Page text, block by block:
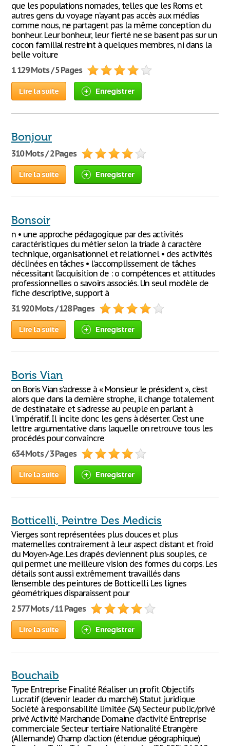
que les populations nomades, telles que les Roms et
autres gens du voyage n’ayant pas accès aux médias
comme nous, ne partagent pas la même conception du
bonheur. Leur bonheur, leur fierté ne se basent pas sur un
cocon familial restreint à quelques membres, ni dans la
belle voiture
1 129 Mots / 5 Pages
Lire la suite Enregistrer
Bonjour
310 Mots / 2 Pages
Lire la suite Enregistrer
Bonsoir
n • une approche pédagogique par des activités
caractéristiques du métier selon la triade à caractère
technique, organisationnel et relationnel • des activités
déclinées en tâches • l’accomplissement de tâches
nécessitant l’acquisition de : o compétences et attitudes
professionnelles o savoirs associés. Un seul modèle de
fiche descriptive, support à
31 920 Mots / 128 Pages
Lire la suite Enregistrer
Boris Vian
on Boris Vian s’adresse à « Monsieur le président », c’est
alors que dans la dernière strophe, il change totalement
de destinataire et s'adresse au peuple en parlant à
l'impératif. Il incite donc les gens à déserter. C’est une
lettre argumentative dans laquelle on retrouve tous les
procédés pour convaincre
634 Mots / 3 Pages
Lire la suite Enregistrer
Botticelli, Peintre Des Medicis
Vierges sont représentées plus douces et plus
maternelles contrairement à leur aspect distant et froid
du Moyen-Age. Les drapés deviennent plus souples, ce
qui permet une meilleure vision des formes du corps. Les
détails sont aussi extrêmement travaillés dans
l’ensemble des peintures de Botticelli. Les lignes
géométriques disparaissent pour
2 577 Mots / 11 Pages
Lire la suite Enregistrer
Bouchaib
Type Entreprise Finalité Réaliser un profit Objectifs
Lucratif (devenir leader du marché) Statut juridique
Société à responsabilité limitée (SA) Secteur public/privé
privé Activité Marchande Domaine d’activité Entreprise
commerciale Secteur tertiaire Nationalité Etrangère
(Allemande) Champ d’action (étendue géographique)